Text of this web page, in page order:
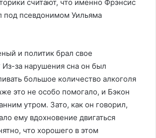
считают, что именно Фрэнсис
под псевдонимом Уильяма
и политик брал свое
Из-за нарушения сна он был
большое количество алкоголя
это не особо помогало, и Бэкон
утром. Зато, как он говорил,
ему вдохновение двигаться
что хорошего в этом